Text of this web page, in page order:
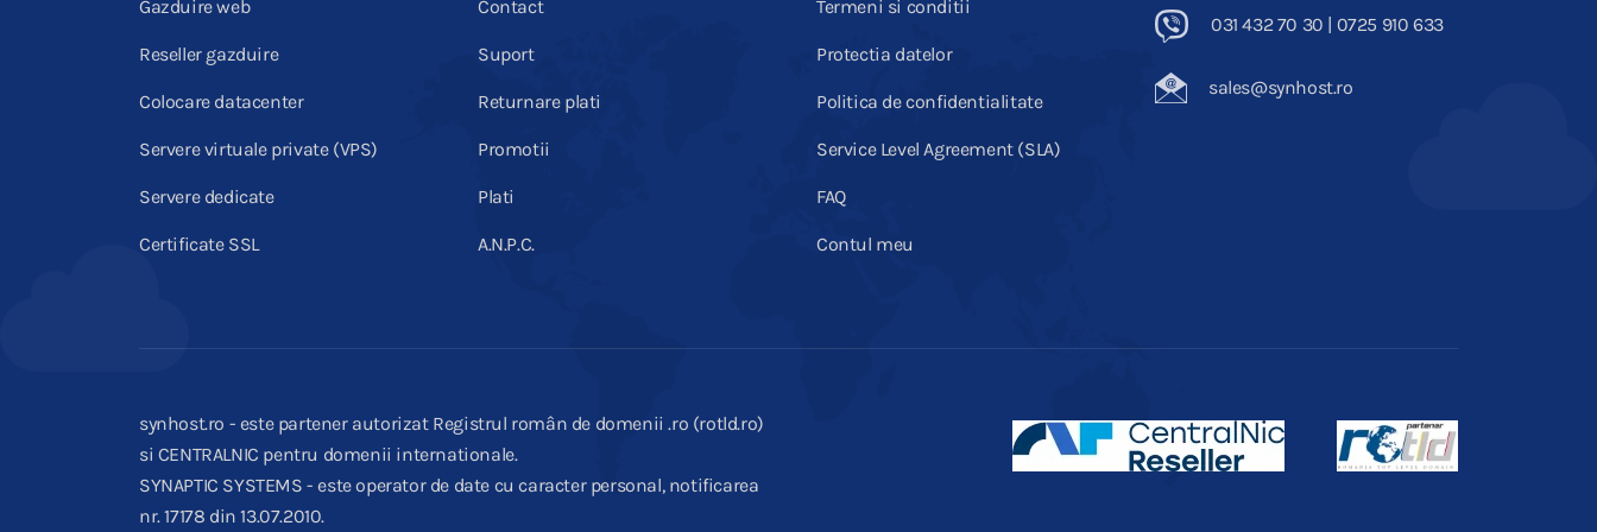
Gazduire web
Reseller gazduire
Colocare datacenter
Servere virtuale private (VPS)
Servere dedicate
Certificate SSL
Contact
Suport
Returnare plati
Promotii
Plati
A.N.P.C.
Termeni si conditii
Protectia datelor
Politica de confidentialitate
Service Level Agreement (SLA)
FAQ
Contul meu
031 432 70 30 | 0725 910 633
sales@synhost.ro
synhost.ro - este partener autorizat Registrul român de domenii .ro (rotld.ro)
si CENTRALNIC pentru domenii internationale.
SYNAPTIC SYSTEMS - este operator de date cu caracter personal, notificarea
nr. 17178 din 13.07.2010.